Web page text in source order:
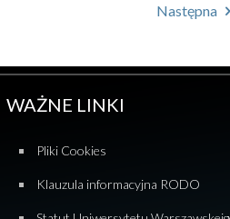
Następna
WAŻNE LINKI
Pliki Cookies
Klauzula informacyjna RODO